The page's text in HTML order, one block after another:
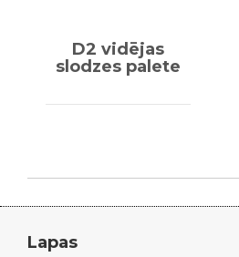
D2 vidējas
slodzes palete
Lapas